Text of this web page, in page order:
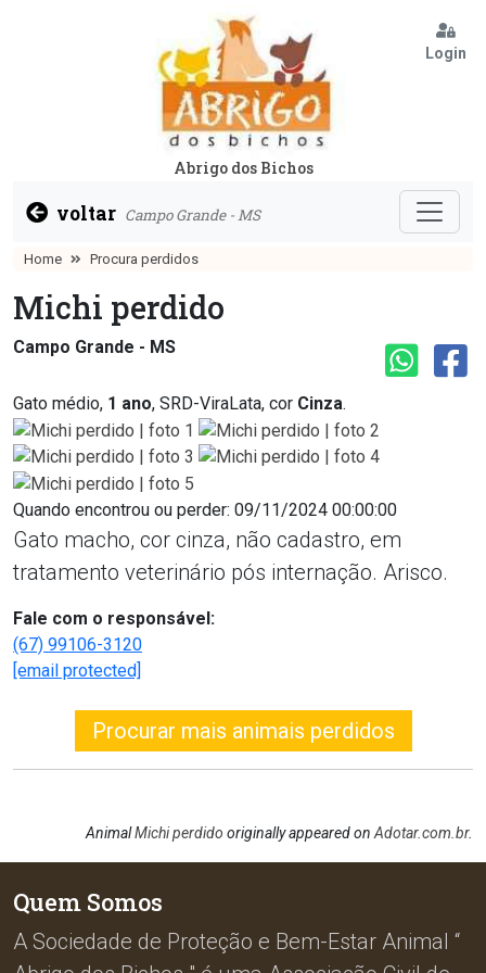
Login
Abrigo dos Bichos
voltar Campo Grande - MS
Home Procura perdidos
Michi perdido
Campo Grande - MS
Gato médio, 1 ano, SRD-ViraLata, cor Cinza.
Quando encontrou ou perder: 09/11/2024 00:00:00
Gato macho, cor cinza, não cadastro, em
tratamento veterinário pós internação. Arisco.
Fale com o responsável:
(67) 99106-3120
[email protected]
Procurar mais animais perdidos
AnimalMichi perdido originally appeared on Adotar.com.br.
Quem Somos
A Sociedade de Proteção e Bem-Estar Animal “